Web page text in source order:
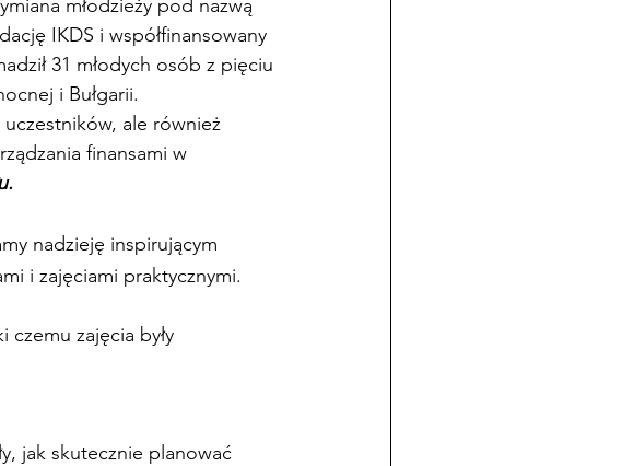
młodzieży pod nazwą
IKDS i współfinansowany
31 młodych osób z pięciu
i Bułgarii.
ale również
finansami w
nadzieję inspirującym
i zajęciami praktycznymi.
czemu zajęcia były
jak skutecznie planować